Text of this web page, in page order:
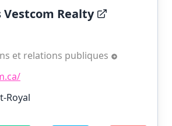
Realty
et relations publiques
Royal